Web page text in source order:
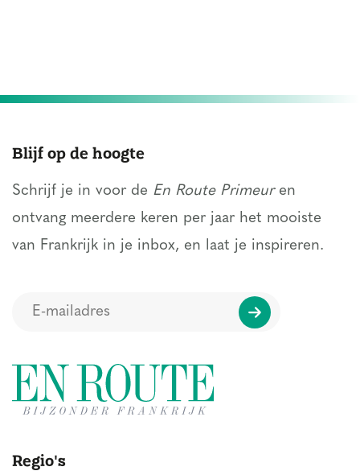
Blijf op de hoogte
Schrijf je in voor de En Route Primeuren
ontvang meerdere keren per jaar het mooiste
van Frankrijk in je inbox, en laat je inspireren.
Regio's